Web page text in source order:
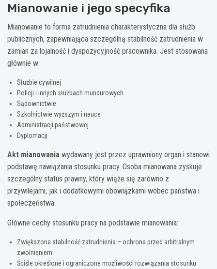
Mianowanie i jego specyfika
Mianowanie to forma zatrudnienia charakterystyczna dla służb
publicznych, zapewniająca szczególną stabilność zatrudnienia w
zamian za lojalność i dyspozycyjność pracownika. Jest stosowana
głównie w:
Służbie cywilnej
Policji i innych służbach mundurowych
Sądownictwie
Szkolnictwie wyższym i nauce
Administracji państwowej
Dyplomacji
Akt mianowania wydawany jest przez uprawniony organ i stanowi
podstawę nawiązania stosunku pracy. Osoba mianowana zyskuje
szczególny status prawny, który wiąże się zarówno z
przywilejami, jak i dodatkowymi obowiązkami wobec państwa i
społeczeństwa.
Główne cechy stosunku pracy na podstawie mianowania:
Zwiększona stabilność zatrudnienia – ochrona przed arbitralnym
zwolnieniem
Ściśle określone i ograniczone możliwości rozwiązania stosunku